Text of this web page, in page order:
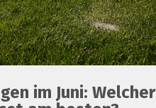
im Juni: Welcher